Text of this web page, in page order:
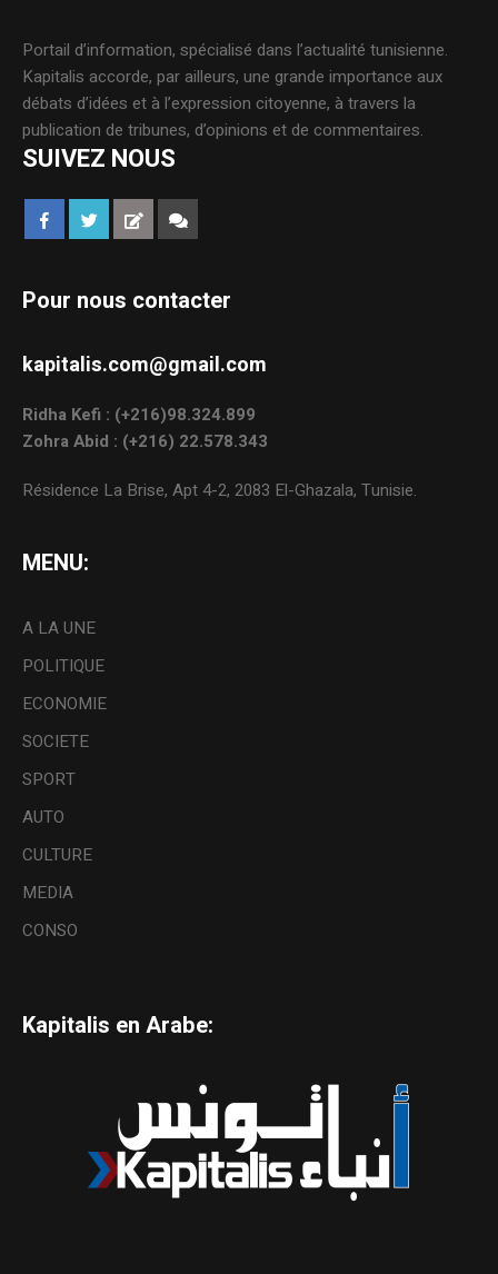
Portail d’information, spécialisé dans l’actualité tunisienne.
Kapitalis accorde, par ailleurs, une grande importance aux
débats d’idées et à l’expression citoyenne, à travers la
publication de tribunes, d’opinions et de commentaires.
SUIVEZ NOUS
Pour nous contacter
kapitalis.com@gmail.com
Ridha Kefi : (+216)98.324.899
Zohra Abid : (+216) 22.578.343
Résidence La Brise, Apt 4-2, 2083 El-Ghazala, Tunisie.
MENU:
A LA UNE
POLITIQUE
ECONOMIE
SOCIETE
SPORT
AUTO
CULTURE
MEDIA
CONSO
Kapitalis en Arabe: